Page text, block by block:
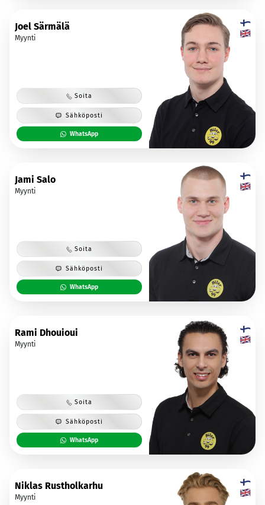
Joel Särmälä
Myynti
Soita
Sähköposti
WhatsApp
Jami Salo
Myynti
Soita
Sähköposti
WhatsApp
Rami Dhouioui
Myynti
Soita
Sähköposti
WhatsApp
Niklas Rustholkarhu
Myynti